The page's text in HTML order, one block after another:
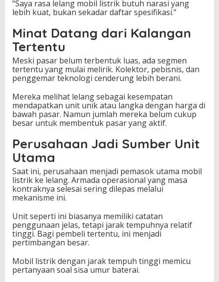
“Saya rasa lelang mobil listrik butuh narasi yang
lebih kuat, bukan sekadar daftar spesifikasi.”
Minat Datang dari Kalangan
Tertentu
Meski pasar belum terbentuk luas, ada segmen
tertentu yang mulai melirik. Kolektor, pebisnis, dan
penggemar teknologi cenderung lebih berani.
Mereka melihat lelang sebagai kesempatan
mendapatkan unit unik atau langka dengan harga di
bawah pasar. Namun jumlah mereka belum cukup
besar untuk membentuk pasar yang aktif.
Perusahaan Jadi Sumber Unit
Utama
Saat ini, perusahaan menjadi pemasok utama mobil
listrik ke lelang. Armada operasional yang masa
kontraknya selesai sering dilepas melalui
mekanisme ini.
Unit seperti ini biasanya memiliki catatan
penggunaan jelas, tetapi jarak tempuhnya relatif
tinggi. Bagi pembeli tertentu, ini menjadi
pertimbangan besar.
Mobil listrik dengan jarak tempuh tinggi memicu
pertanyaan soal sisa umur baterai.